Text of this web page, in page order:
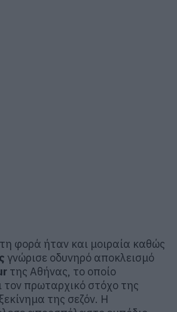
φορά ήταν και μοιραία καθώς
γνώρισε οδυνηρό αποκλεισμό
της Αθήνας, το οποίο
τον πρωταρχικό στόχο της
της σεζόν. Η